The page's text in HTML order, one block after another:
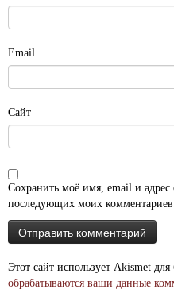
Email
Сайт
Сохранить моё имя, email и адрес
последующих моих
Этот сайт использует Akismet
обрабатываются ваши данные